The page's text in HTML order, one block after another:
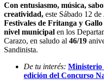
Con entusiasmo, música,
creatividad, este Sábado 12
Festivales de Fritanga y
nivel municipal en los
Carazo, en saludo al 46/19
Sandinista.
De tu interés: Ministerio
edición del Concurso